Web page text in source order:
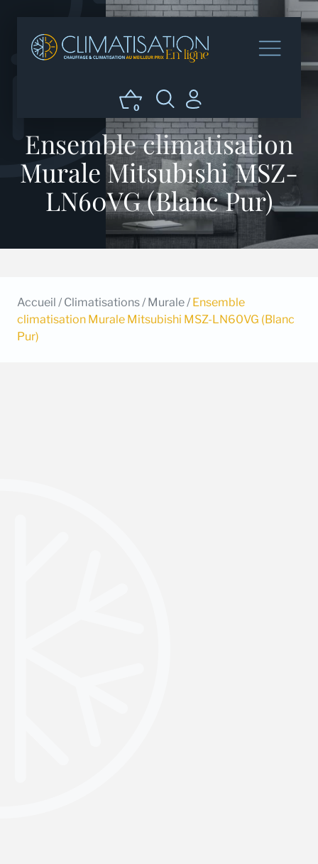
0
Ensemble climatisation
Murale Mitsubishi MSZ-
LN60VG (Blanc Pur)
Accueil / Climatisations/ Murale/ Ensemble
climatisation Murale Mitsubishi MSZ-LN60VG (Blanc
Pur)